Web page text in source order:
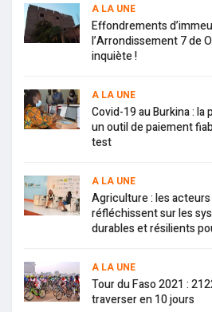
A LA UNE
Effondrements
l’Arrondissement 7 de
inquiète !
A LA UNE
Covid-19 au Burkina :
un outil de paiement
test
A LA UNE
Agriculture : les
réfléchissent sur les
durables et résilients
A LA UNE
Tour du Faso 2021 :
traverser en 10 jours